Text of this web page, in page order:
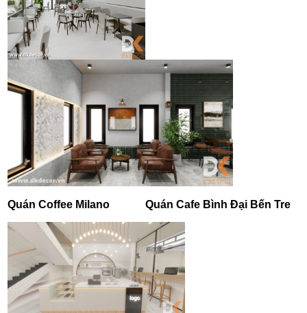
Quán Coffee Milano Quán Cafe Bình Đại Bến Tre